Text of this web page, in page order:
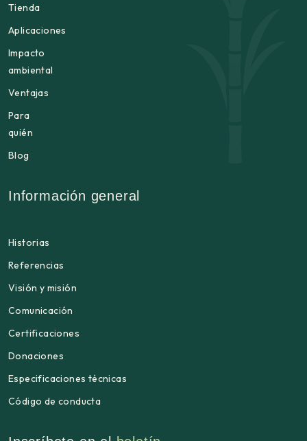
Tienda
Aplicaciones
Impacto
ambiental
Ventajas
Para
quién
Blog
Información general
Historias
Referencias
Visión y misión
Comunicación
Certificaciones
Donaciones
Especificaciones técnicas
Código de conducta